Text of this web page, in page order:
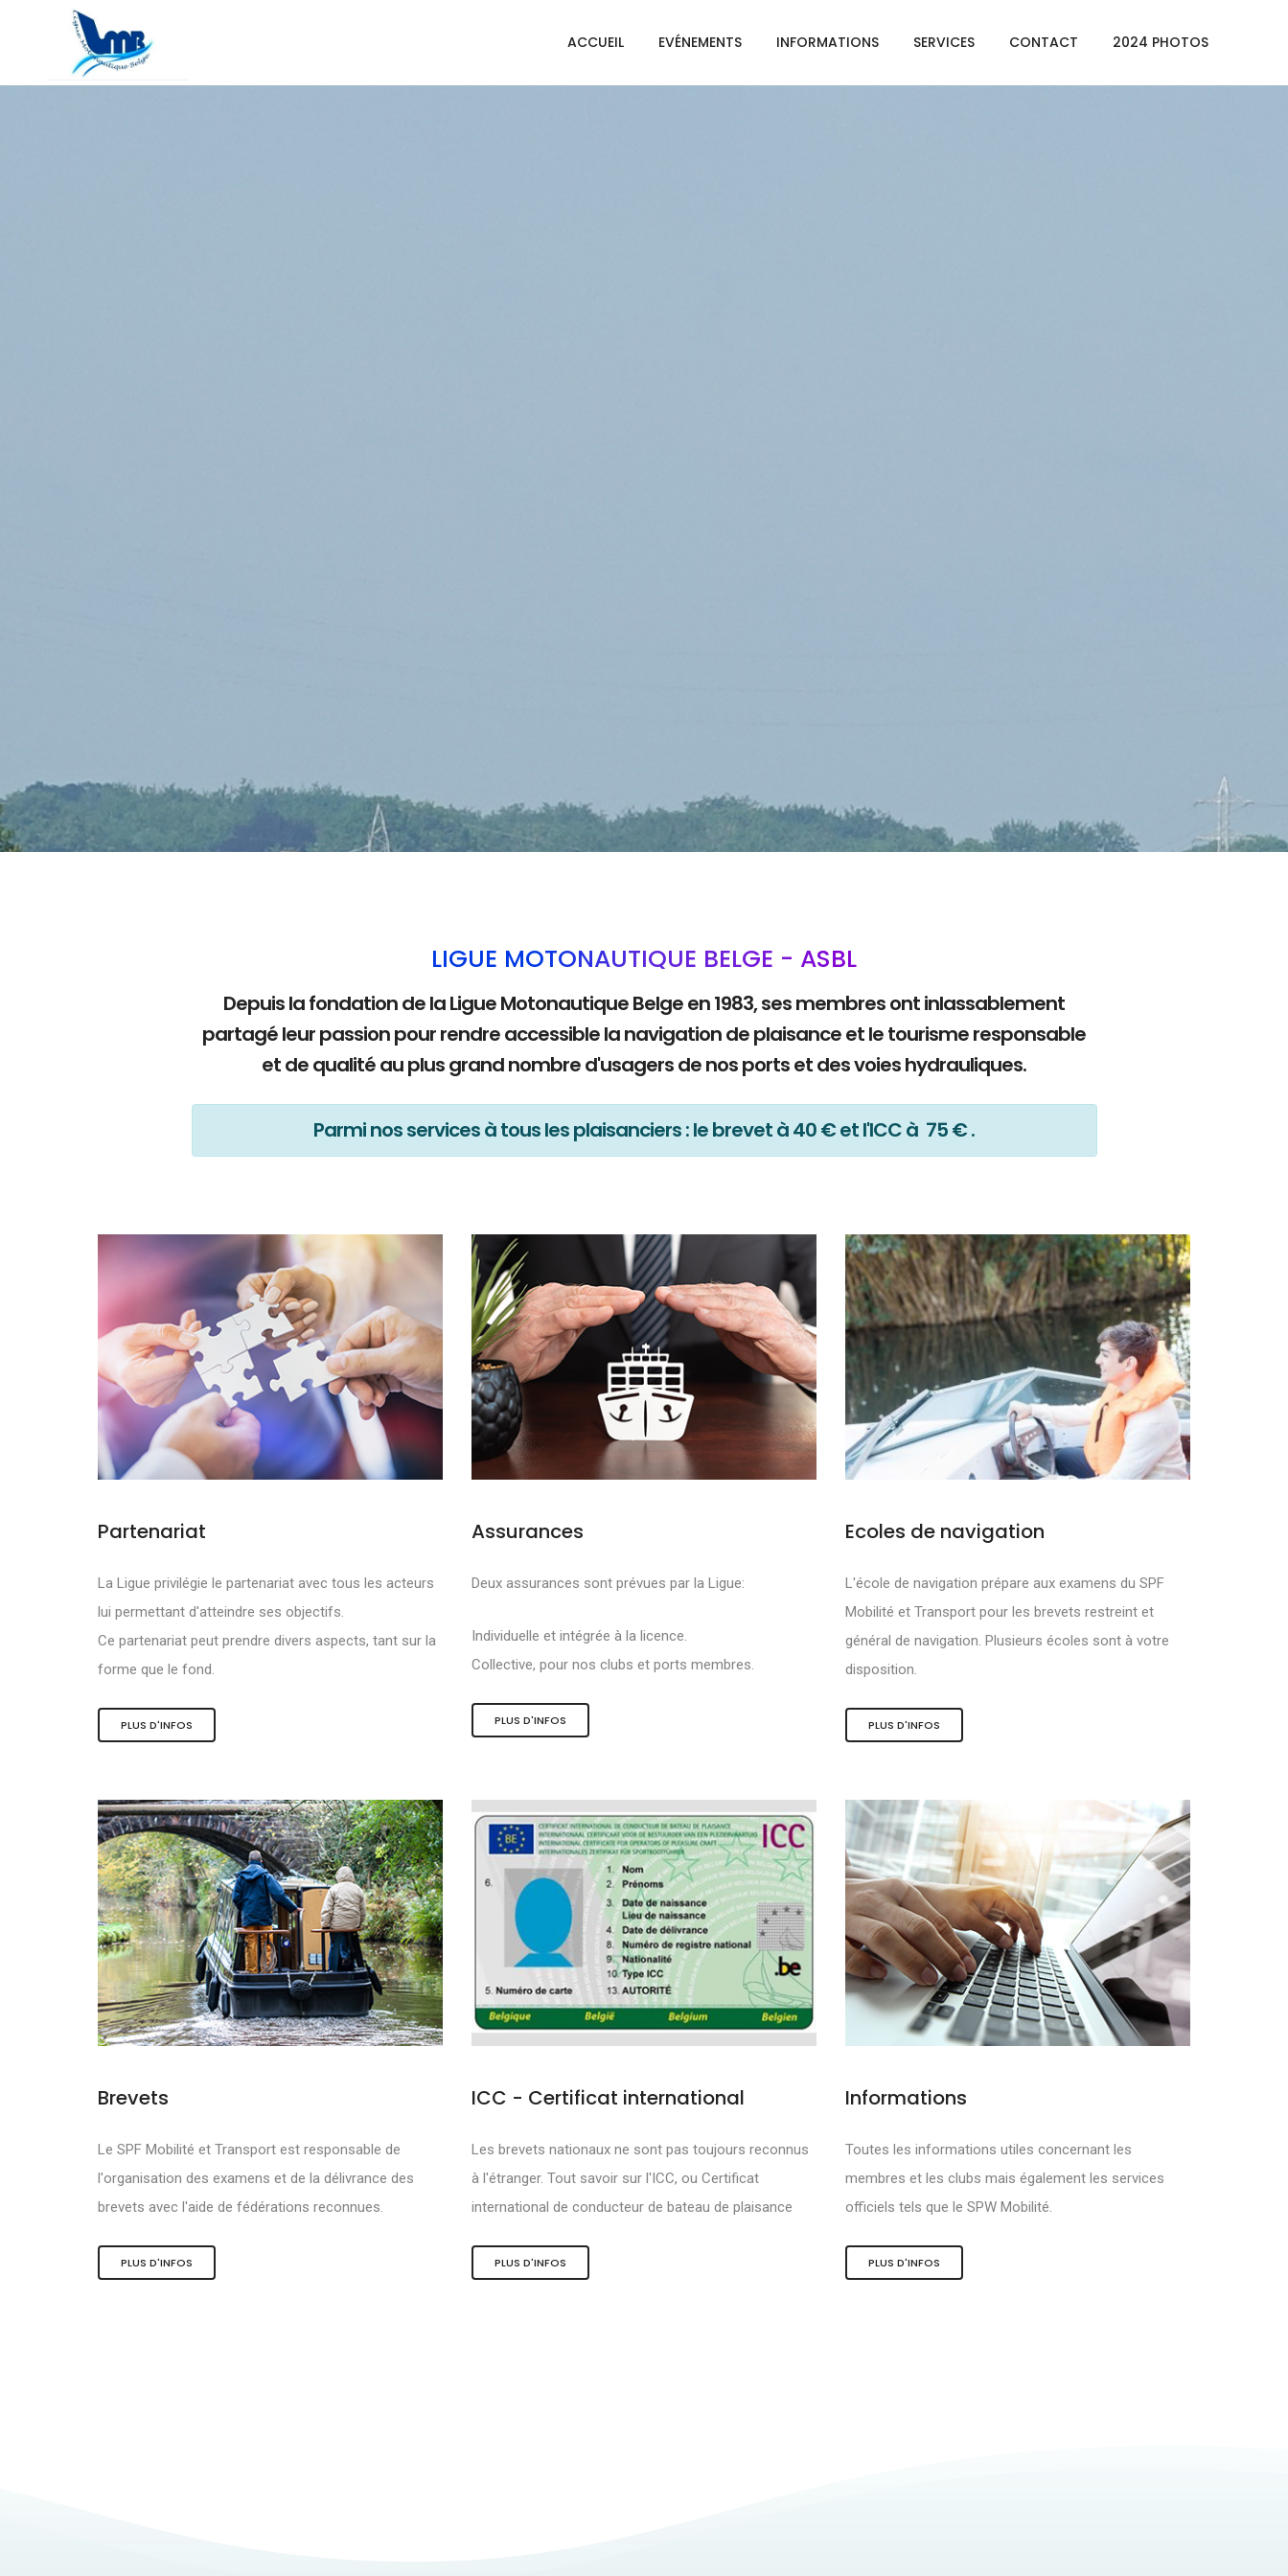
ACCUEIL EVÉNEMENTS INFORMATIONS SERVICES CONTACT 2024 PHOTOS
NOS OBJECTIFS SONT DE PROMOUVOIR ET
DE DEVELOPPER :
Les activités et sports nautiques
Le tourisme de qualité
La mobilité douce
LIGUE MOTONAUTIQUE BELGE - ASBL
Depuis la fondation de la Ligue Motonautique Belge en 1983, ses membres ont inlassablement
partagé leur passion pour rendre accessible la navigation de plaisance et le tourisme responsable
et de qualité au plus grand nombre d'usagers de nos ports et des voies hydrauliques.
Parmi nos services à tous les plaisanciers : le brevet à 40 € et l'ICC à 75 € .
Partenariat
La Ligue privilégie le partenariat avec tous les acteurs
lui permettant d'atteindre ses objectifs.
Ce partenariat peut prendre divers aspects, tant sur la
forme que le fond.
PLUS D'INFOS
Assurances
Deux assurances sont prévues par la Ligue:
Individuelle et intégrée à la licence.
Collective, pour nos clubs et ports membres.
PLUS D'INFOS
Ecoles de navigation
L'école de navigation prépare aux examens du SPF
Mobilité et Transport pour les brevets restreint et
général de navigation. Plusieurs écoles sont à votre
disposition.
PLUS D'INFOS
Brevets
Le SPF Mobilité et Transport est responsable de
l'organisation des examens et de la délivrance des
brevets avec l'aide de fédérations reconnues.
PLUS D'INFOS
ICC - Certificat international
Les brevets nationaux ne sont pas toujours reconnus
à l'étranger. Tout savoir sur l'ICC, ou Certificat
international de conducteur de bateau de plaisance
PLUS D'INFOS
Informations
Toutes les informations utiles concernant les
membres et les clubs mais également les services
officiels tels que le SPW Mobilité.
PLUS D'INFOS